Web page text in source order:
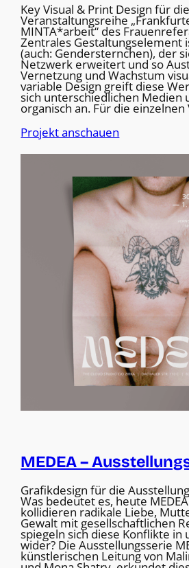
Key Visual & Print Design für die
Veranstaltungsreihe
MINTA*arbeit“ des
Zentrales Gestaltungselement
(auch: Gendersternchen), der
Netzwerk erweitert und so
Vernetzung und Wachstum
variable Design greift diese
sich unterschiedlichen Medien
organisch an. Für die
Projekt anschauen
MEDEA –
Grafikdesign für die
Was bedeutet es, heute
kollidieren radikale Liebe,
Gewalt mit gesellschaftlichen
spiegeln sich diese Konflikte in
wider? Die Ausstellungsserie
künstlerischen Leitung von